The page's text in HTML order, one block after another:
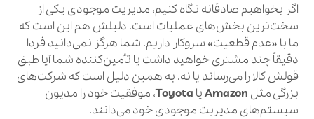
اگر بخواهیم صادقانه نگاه کنیم، مدیریت موجودی یکی از
سخت‌ترین بخش‌های عملیات است. دلیلش هم این است که
ما با «عدم قطعیت» سروکار داریم. شما هرگز نمی‌دانید فردا
دقیقاً چند مشتری خواهید داشت یا تأمین‌کننده شما آیا طبق
قولش کالا را می‌رساند یا نه. به همین دلیل است که شرکت‌های
بزرگی مثل Amazonیا Toyota، موفقیت خود را مدیون
سیستم‌های مدیریت موجودی خود می‌دانند.